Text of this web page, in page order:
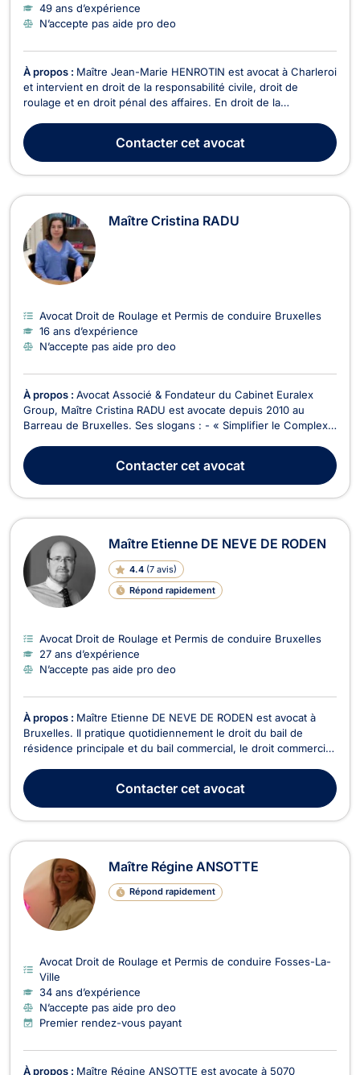
49 ans d’expérience
N’accepte pas aide pro deo
À propos : Maître Jean-Marie HENROTIN est avocat à Charleroi
et intervient en droit de la responsabilité civile, droit de
roulage et en droit pénal des affaires. En droit de la
moral, Maître HENROTIN se charge de l'obtention rapide de
l'indemnisation la plus importante...
Contactercet avocat
Maître Cristina RADU
Avocat Droit de Roulage et Permis de conduire Bruxelles
16 ans d’expérience
N’accepte pas aide pro deo
À propos : Avocat Associé & Fondateur du Cabinet Euralex
Group, Maître Cristina RADU est avocate depuis 2010 au
Barreau de Bruxelles. Ses slogans : - « Simplifier le Complexe
une importance primordiale au service à la Clientèle, et se
caractérise par une convivialité dans ...
Contactercet avocat
Maître Etienne DE NEVE DE RODEN
4.4 (7 avis)
Répond rapidement
Avocat Droit de Roulage et Permis de conduire Bruxelles
27 ans d’expérience
N’accepte pas aide pro deo
À propos : Maître Etienne DE NEVE DE RODEN est avocat à
Bruxelles. Il pratique quotidiennement le droit du bail de
résidence principale et du bail commercial, le droit commercial,
le droit du roulage et de la réparation du préjudice corporel.
Conseillant tant les partic...
Contactercet avocat
Maître Régine ANSOTTE
Répond rapidement
Avocat Droit de Roulage et Permis de conduire Fosses-La-
Ville
34 ans d’expérience
N’accepte pas aide pro deo
Premier rendez-vous payant
À propos : Maître Régine ANSOTTE est avocate à 5070